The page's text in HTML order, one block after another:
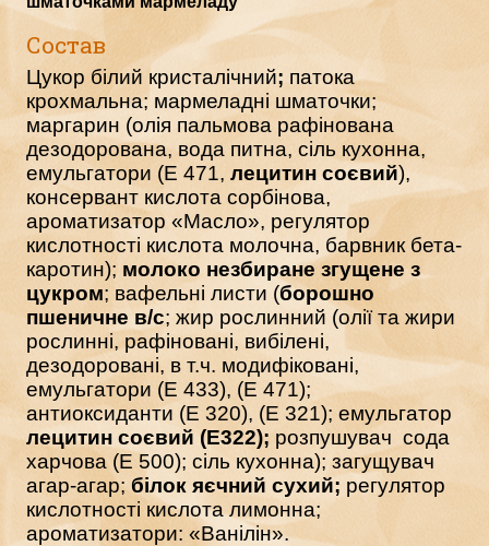
Состав
Цукор білий кристалічний; патока
крохмальна; мармеладні шматочки;
маргарин (олія пальмова рафінована
дезодорована, вода питна, сіль кухонна,
емульгатори (Е 471, лецитин соєвий),
консервант кислота сорбінова,
ароматизатор «Масло», регулятор
кислотності кислота молочна, барвник бета-
каротин); молоко незбиране згущене з
цукром; вафельні листи (борошно
пшеничне в/с; жир рослинний (олії та жири
рослинні, рафіновані, вибілені,
дезодоровані, в т.ч. модифіковані,
емульгатори (Е 433), (Е 471);
антиоксиданти (Е 320), (Е 321); емульгатор
лецитин соєвий (E322); розпушувач сода
харчова (Е 500); сіль кухонна); загущувач
агар-агар;білок яєчний сухий; регулятор
кислотності кислота лимонна;
ароматизатори: «Ванілін».